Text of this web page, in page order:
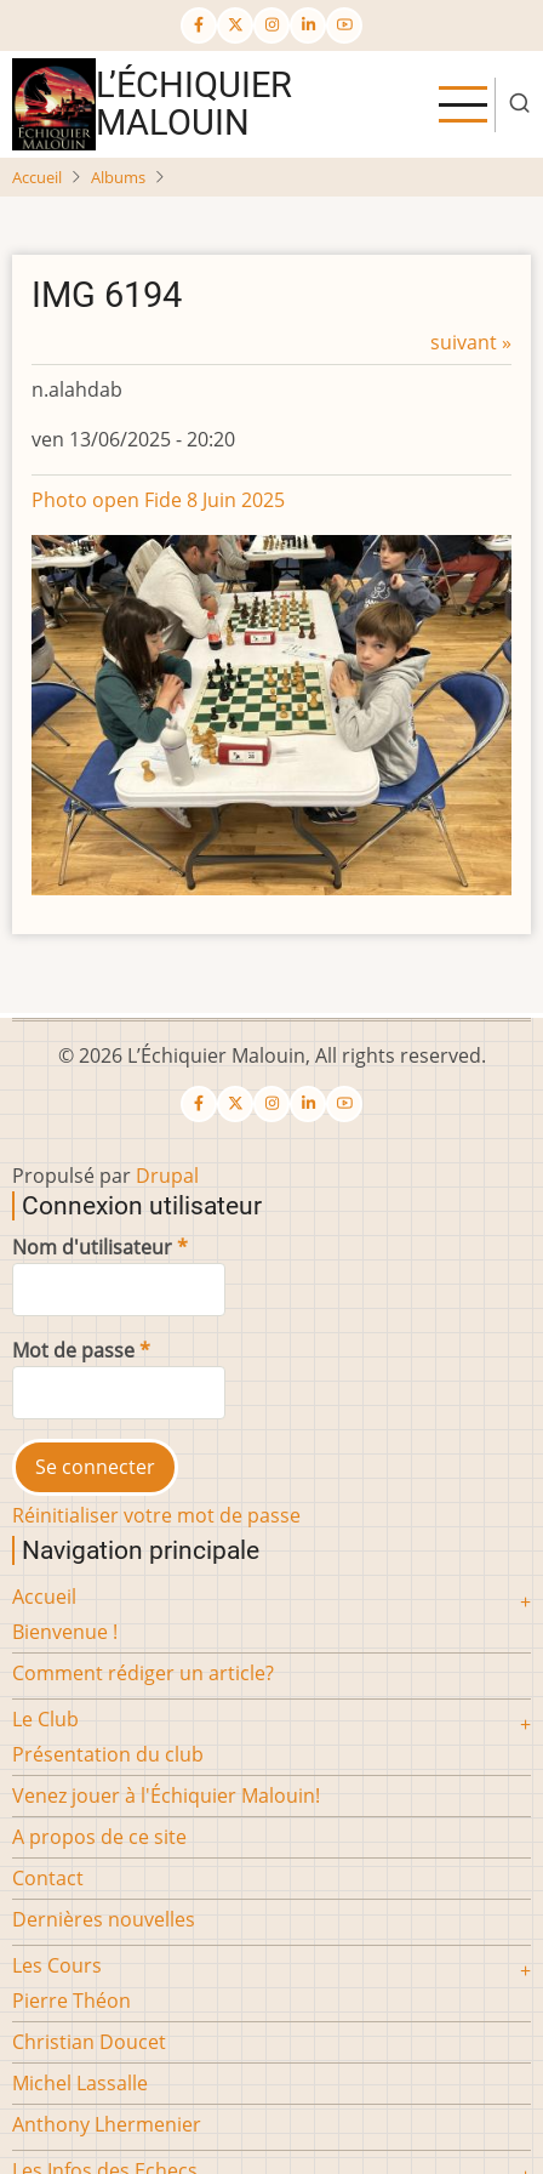
au
contenu
principal
L’ÉCHIQUIER
MALOUIN
Accueil Albums
IMG 6194
suivant »
n.alahdab
ven 13/06/2025 - 20:20
Photo open Fide 8 Juin 2025
© 2026 L’Échiquier Malouin, All rights reserved.
Propulsé par Drupal
Connexion utilisateur
Nom d'utilisateur
Mot de passe
Réinitialiser votre mot de passe
Navigation principale
Accueil
Bienvenue !
Comment rédiger un article?
Le Club
Présentation du club
Venez jouer à l'Échiquier Malouin!
A propos de ce site
Contact
Dernières nouvelles
Les Cours
Pierre Théon
Christian Doucet
Michel Lassalle
Anthony Lhermenier